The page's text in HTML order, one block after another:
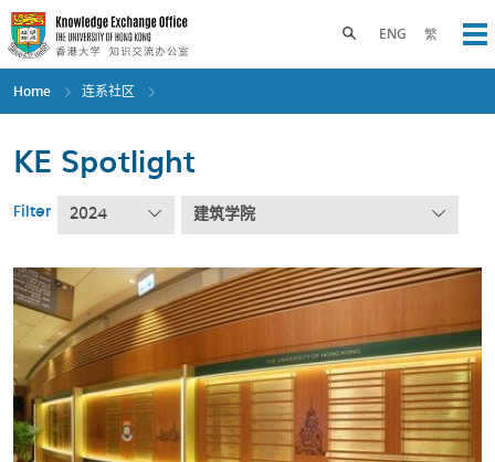
Skip
to
main
content
ENG 繁
Toggle search panel
Home 连系社区
KE Spotlight
Filter 2024 建筑学院